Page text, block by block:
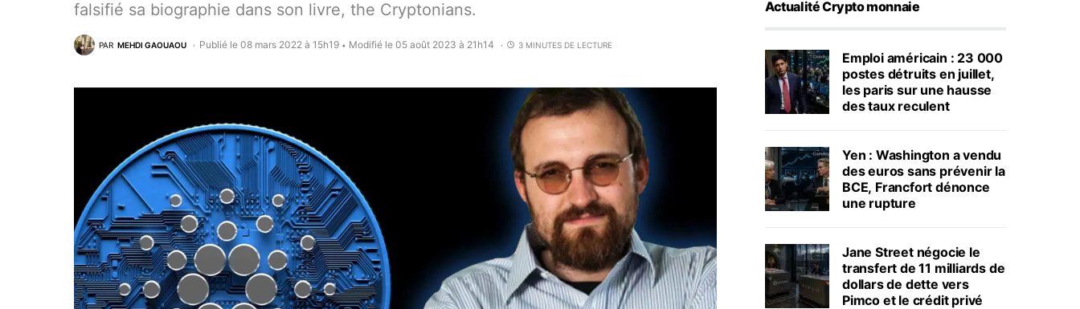
falsifié sa biographie dans son livre, the Cryptonians.
PAR MEHDI GAOUAOU Publié le 08 mars 2022 à 15h19 • Modifié le 05 août 2023 à 21h14 3 MINUTES DE LECTURE
Actualité Crypto monnaie
Emploi américain : 23 000
postes détruits en juillet,
les paris sur une hausse
des taux reculent
Yen : Washington a vendu
des euros sans prévenir la
BCE, Francfort dénonce
une rupture
Jane Street négocie le
transfert de 11 milliards de
dollars de dette vers
Pimco et le crédit privé